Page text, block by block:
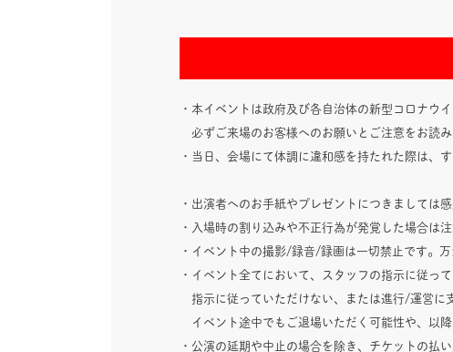
・本イベントは政府及び各自治体の新型コロナウ
必ずご来場のお客様へのお願いとご注意をお読
・当日、会場にて体調に違和感を持たれた際は、
・出演者へのお手紙やプレゼントにつきましては
・入場時の割り込みや不正行為が発覚した場合は
・イベント中の撮影/録音/録画は一切禁止です。
・イベント全てにおいて、スタッフの指示に従っ
指示に従っていただけない、または進行/運営に
イベント途中でもご退場いただく可能性や、以
・公演の延期や中止の場合を除き、チケットの払